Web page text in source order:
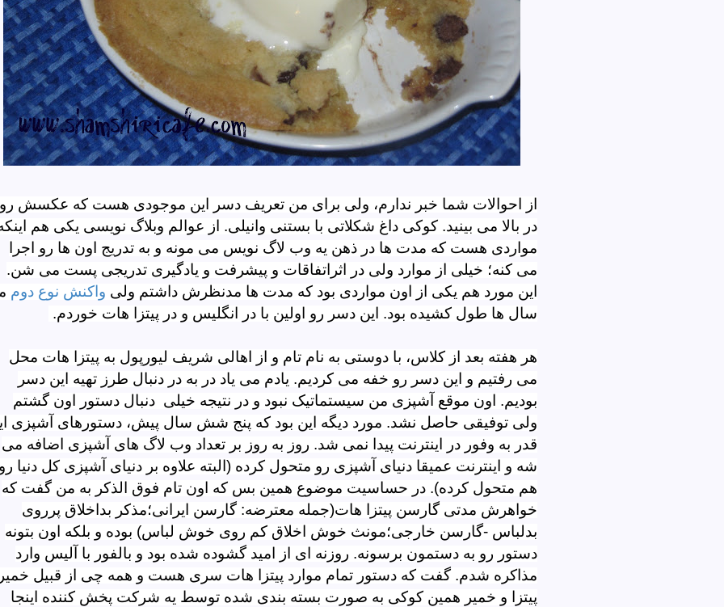
از احوالات شما خبر ندارم، ولی برای من تعریف دسر این موجودی هست که عکسش رو
در بالا می بینید. کوکی داغ شکلاتی با بستنی وانیلی. از عوالم وبلاگ نویسی یکی هم
مواردی هست که مدت ها در ذهن یه وب لاگ نویس می مونه و به تدریج اون ها رو اجرا
می کنه؛ خیلی از موارد ولی در اثراتفاقات و پیشرفت و یادگیری تدریجی پست می شن.
این مورد هم یکی از اون مواردی بود که مدت ها مدنظرش داشتم ولی واکنش نوع دوم
سال ها طول کشیده بود. این دسر رو اولین با در انگلیس و در پیتزا هات خوردم.
هر هفته بعد از کلاس، با دوستی به نام تام و از اهالی شریف لیورپول به پیتزا هات محل
می رفتیم و این دسر رو خفه می کردیم. یادم می یاد در به در دنبال طرز تهیه این دسر
بودیم. اون موقع آشپزی من سیستماتیک نبود و در نتیجه خیلی دنبال دستور اون گشتم
ولی توفیقی حاصل نشد. مورد دیگه این بود که پنج شش سال پیش، دستورهای آشپزی
قدر به وفور در اینترنت پیدا نمی شد. روز به روز بر تعداد وب لاگ های آشپزی اضافه می
شه و اینترنت عمیقا دنیای آشپزی رو متحول کرده (البته علاوه بر دنیای آشپزی کل دنیا
هم متحول کرده). در حساسیت موضوع همین بس که اون تام فوق الذکر به من گفت که
خواهرش مدتی گارسن پیتزا هات(جمله معترضه: گارسن ایرانی؛مذکر بداخلاق پرروی
بدلباس -گارسن خارجی؛مونث خوش اخلاق کم روی خوش لباس) بوده و بلکه اون بتونه
دستور رو به دستمون برسونه. روزنه ای از امید گشوده شده بود و بالفور با آلیس وارد
مذاکره شدم. گفت که دستور تمام موارد پیتزا هات سری هست و همه چی از قبیل
پیتزا و خمیر همین کوکی به صورت بسته بندی شده توسط یه شرکت پخش کننده اینجا